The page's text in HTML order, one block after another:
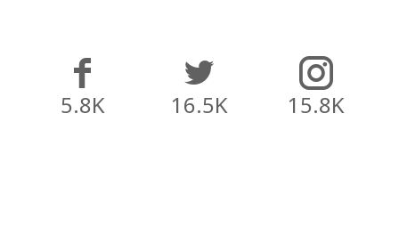
5.8K 16.5K 15.8K